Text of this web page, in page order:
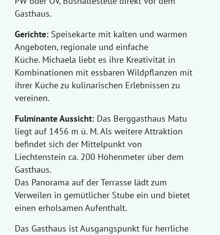
Gasthaus.
Gerichte: Speisekarte mit kalten und warmen
Angeboten, regionale und einfache
Küche. Michaela liebt es ihre Kreativität in
Kombinationen mit essbaren Wildpflanzen mit
ihrer Küche zu kulinarischen Erlebnissen zu
vereinen.
Fulminante Aussicht: Das Berggasthaus Matu
liegt auf 1456 m ü. M. Als weitere Attraktion
befindet sich der Mittelpunkt von
Liechtenstein ca. 200 Höhenmeter über dem
Gasthaus.
Das Panorama auf der Terrasse lädt zum
Verweilen in gemütlicher Stube ein und bietet
einen erholsamen Aufenthalt.
Das Gasthaus ist Ausgangspunkt für herrliche